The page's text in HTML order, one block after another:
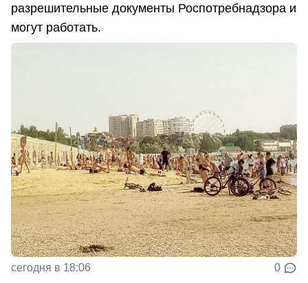
разрешительные документы Роспотребнадзора и
могут работать.
сегодня в 18:06 0